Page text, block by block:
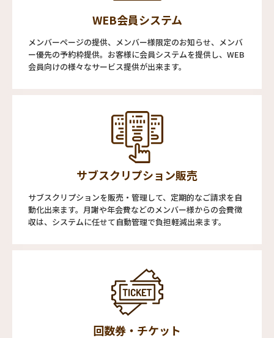
WEB会員システム
メンバーページの提供、メンバー様限定のお知らせ、メンバ
ー優先の予約枠提供。お客様に会員システムを提供し、WEB
会員向けの様々なサービス提供が出来ます。
サブスクリプション販売
サブスクリプションを販売・管理して、定期的なご請求を自
動化出来ます。月謝や年会費などのメンバー様からの会費徴
収は、システムに任せて自動管理で負担軽減出来ます。
回数券・チケット